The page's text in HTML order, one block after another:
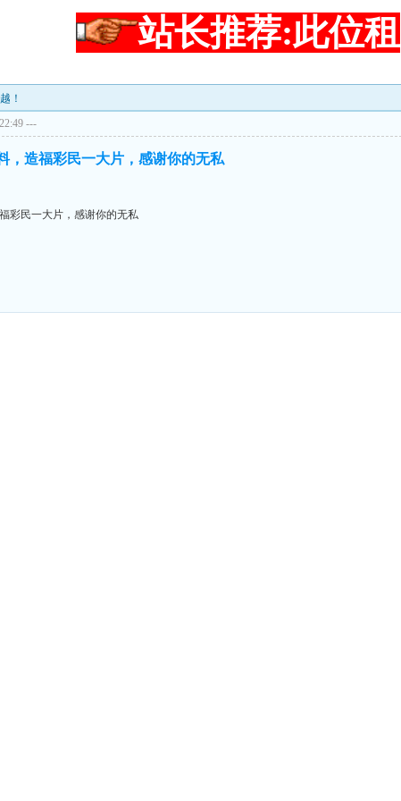
站长推荐:此位租
！
---
，造福彩民一大片，感谢你的无私
彩民一大片，感谢你的无私